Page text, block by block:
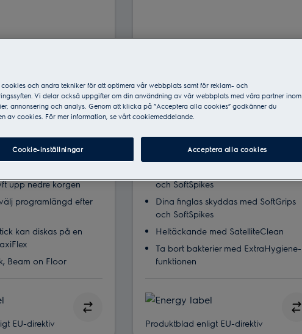
‒ världens första
upp nedre korgen
programlängd efter
kan diskas på en
Beam on Floor
EU-direktiv
ESG89310UX
GlassCare, ojämförbar
och SoftSpikes
Dina finglas skyddas med SoftGrips
och SoftSpikes
Heltäckande med SatelliteClean
Ta bort bakterier med ExtraHygiene-
funktionen
Produktblad enligt EU-direktiv
och andra tekniker för att optimera vår webbplats samt för reklam- och
Vi delar också uppgifter om din användning av vår webbplats med våra partner inom
annonsering och analys. Genom att klicka på ”Acceptera alla cookies” godkänner du
av cookies. För mer information, se vårt cookiemeddelande.
Cookie-inställningar Acceptera alla cookies